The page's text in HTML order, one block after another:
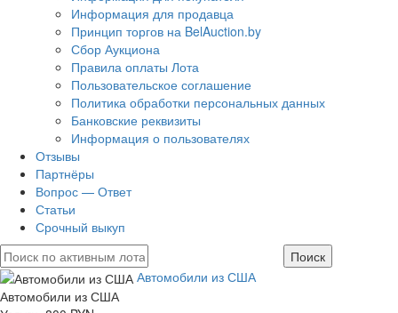
Информация для продавца
Принцип торгов на BelAuction.by
Сбор Аукциона
Правила оплаты Лота
Пользовательское соглашение
Политика обработки персональных данных
Банковские реквизиты
Информация о пользователях
Отзывы
Партнёры
Вопрос — Ответ
Статьи
Срочный выкуп
Автомобили из США
Автомобили из США